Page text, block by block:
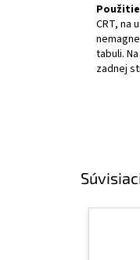
Použitie
CRT, na
tabuli.
zadnej